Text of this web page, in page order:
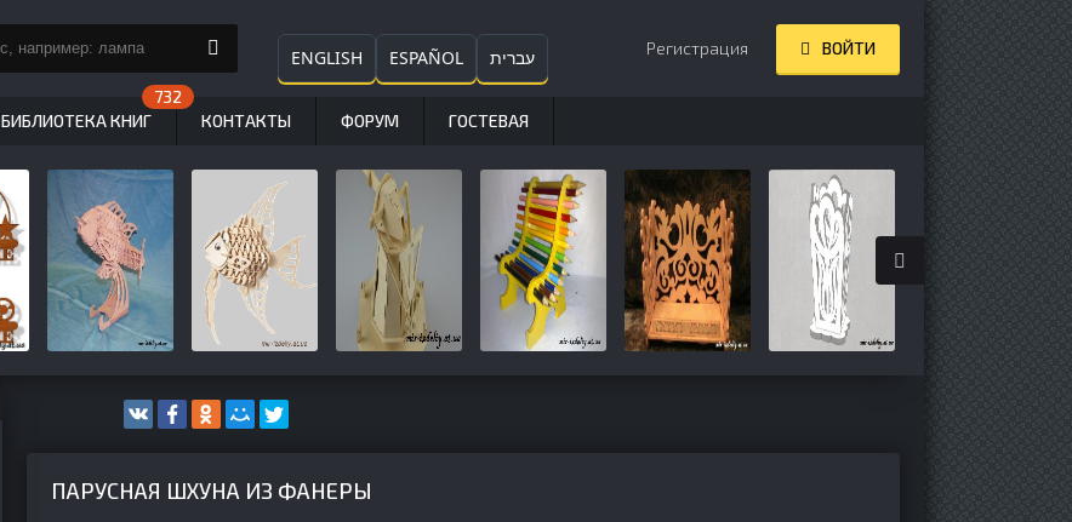
ПАРУСНАЯ ШХУНА ИЗ ФАНЕРЫ
ENGLISH ESPAÑOL עברית Регистрация ВОЙТИ
БИБЛИОТЕКА КНИГ КОНТАКТЫ ФОРУМ ГОСТЕВАЯ